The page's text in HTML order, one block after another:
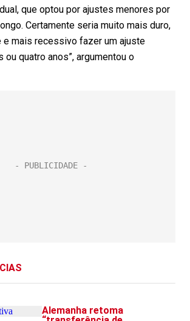
que optou por ajustes menores por
Certamente seria muito mais duro,
mais recessivo fazer um ajuste
ou quatro anos”, argumentou o